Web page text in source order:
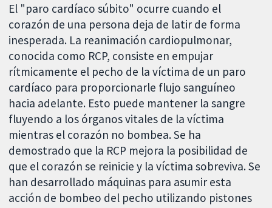
El "paro cardíaco súbito" ocurre cuando el
corazón de una persona deja de latir de forma
inesperada. La reanimación cardiopulmonar,
conocida como RCP, consiste en empujar
rítmicamente el pecho de la víctima de un paro
cardíaco para proporcionarle flujo sanguíneo
hacia adelante. Esto puede mantener la sangre
fluyendo a los órganos vitales de la víctima
mientras el corazón no bombea. Se ha
demostrado que la RCP mejora la posibilidad de
que el corazón se reinicie y la víctima sobreviva. Se
han desarrollado máquinas para asumir esta
acción de bombeo del pecho utilizando pistones